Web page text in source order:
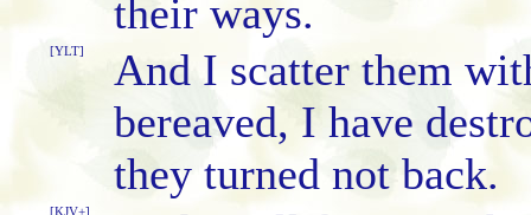
their ways.
[YLT]
And I scatter them
bereaved, I have
they turned not back.
[KJV+]